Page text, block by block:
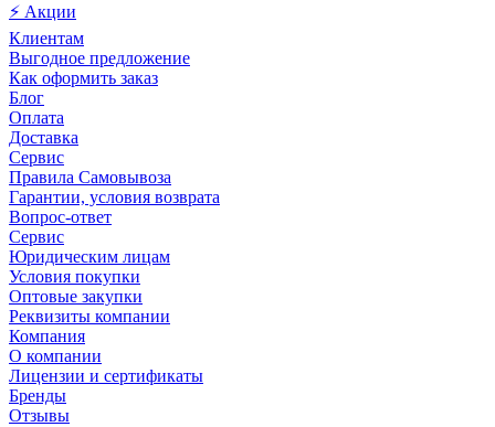
⚡ Акции
Клиентам
Выгодное предложение
Как оформить заказ
Блог
Оплата
Доставка
Сервис
Правила Самовывоза
Гарантии, условия возврата
Вопрос-ответ
Сервис
Юридическим лицам
Условия покупки
Оптовые закупки
Реквизиты компании
Компания
О компании
Лицензии и сертификаты
Бренды
Отзывы